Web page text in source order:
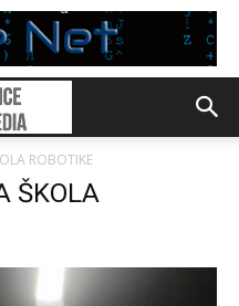
ROBOTIKE
ŠKOLA